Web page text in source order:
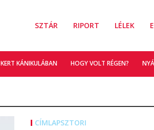
SZTÁR RIPORT LÉLEK
KERT KÁNIKULÁBAN HOGY VOLT RÉGEN?
CÍMLAPSZTORI